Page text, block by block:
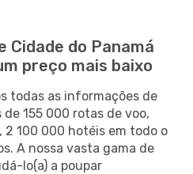
Cidade do Panamá
preço mais baixo
todas as informações de
155 000 rotas de voo,
2 100 000 hotéis em todo o
A nossa vasta gama de
lo(a) a poupar